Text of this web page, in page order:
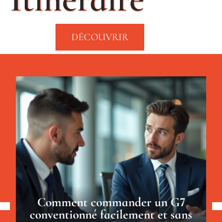
DÉCOUVRIR
Comment commander un G7
conventionné facilement et sans